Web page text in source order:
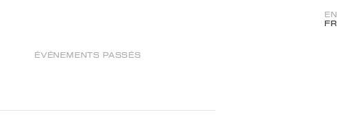
ÉVÉNEMENTS PASSÉS
EN
FR